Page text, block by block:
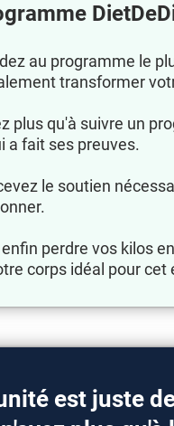
au programme le
transformer
plus qu'à suivre un
a fait ses preuves.
le soutien
perdre vos kilos
corps idéal pour cet
est juste